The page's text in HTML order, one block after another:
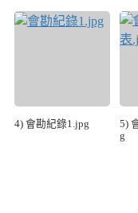
4) 會勘紀錄1.jpg
5)
g